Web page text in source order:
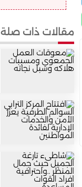
مقالات ذات صلة